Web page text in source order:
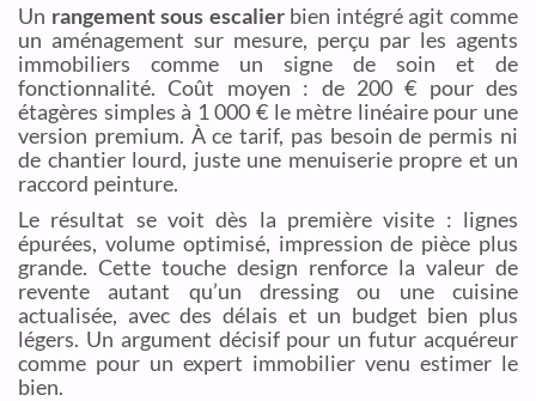
Un rangement sous escalierbien intégré agit comme
un aménagement sur mesure, perçu par les agents
immobiliers comme un signe de soin et de
fonctionnalité. Coût moyen : de 200 € pour des
étagères simples à 1 000 € le mètre linéaire pour une
version premium. À ce tarif, pas besoin de permis ni
de chantier lourd, juste une menuiserie propre et un
raccord peinture.
Le résultat se voit dès la première visite : lignes
épurées, volume optimisé, impression de pièce plus
grande. Cette touche design renforce la valeur de
revente autant qu’un dressing ou une cuisine
actualisée, avec des délais et un budget bien plus
légers. Un argument décisif pour un futur acquéreur
comme pour un expert immobilier venu estimer le
bien.